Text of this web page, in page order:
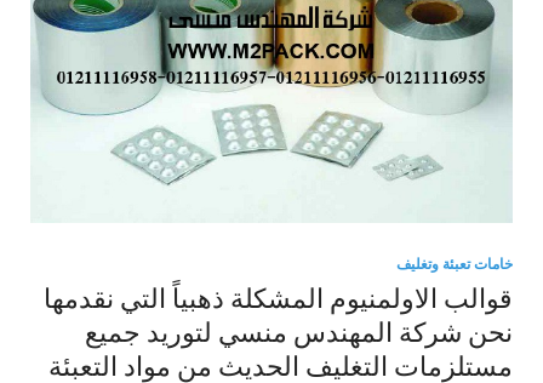
خامات تعبئة وتغليف
قوالب الاولمنيوم المشكلة ذهبياً التي نقدمها
نحن شركة المهندس منسي لتوريد جميع
مستلزمات التغليف الحديث من مواد التعبئة